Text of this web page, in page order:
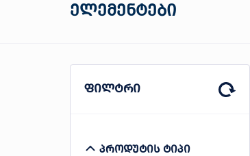
ელემენტები
ფილტრი
პროდუტის ტიპი
სეზონური